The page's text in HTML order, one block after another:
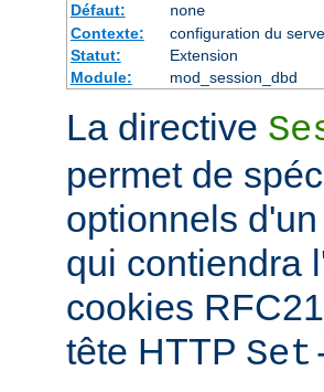
Défaut:
none
Contexte:
configuration du
Statut:
Extension
Module:
mod_session_dbd
La directive
permet de
optionnels
qui contiendra
cookies
tête HTTP